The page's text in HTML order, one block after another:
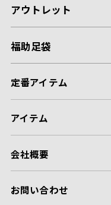
アウトレット
福助足袋
定番アイテム
アイテム
会社概要
お問い合わせ